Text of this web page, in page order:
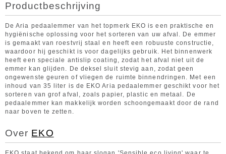
Productbeschrijving
De Aria pedaalemmer van het topmerk EKO is een praktische en
hygiënische oplossing voor het sorteren van uw afval. De emmer
is gemaakt van roestvrij staal en heeft een robuuste constructie,
waardoor hij geschikt is voor dagelijks gebruik. Het binnenwerk
heeft een speciale antislip coating, zodat het afval niet uit de
emmer kan glijden. De deksel sluit stevig aan, zodat geen
ongewenste geuren of vliegen de ruimte binnendringen. Met een
inhoud van 35 liter is de EKO Aria pedaalemmer geschikt voor het
sorteren van grof afval, zoals papier, plastic en metaal. De
pedaalemmer kan makkelijk worden schoongemaakt door de rand
naar boven te zetten.
Over EKO